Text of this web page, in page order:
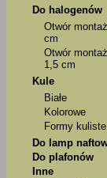
Do halogenów
Otwór
cm
Otwór
1,5 cm
Kule
Białe
Kolorowe
Formy kuliste
Do lamp
Do plafonów
Inne